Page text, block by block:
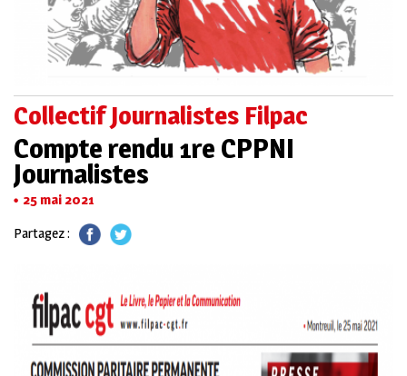
Collectif Journalistes Filpac
Compte rendu 1re CPPNI
Journalistes
25 mai 2021
Partagez :